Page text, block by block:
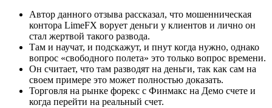
Автор данного отзыва рассказал, что мошенническая
контора LimeFX ворует деньги у клиентов и лично он
стал жертвой такого развода.
Там и научат, и подскажут, и пнут когда нужно, однако
вопрос «свободного полета» это только вопрос времени.
Он считает, что там разводят на деньги, так как сам на
своем примере это может полностью доказать.
Торговля на рынке форекс с Финмакс на Демо счете и
когда перейти на реальный счет.